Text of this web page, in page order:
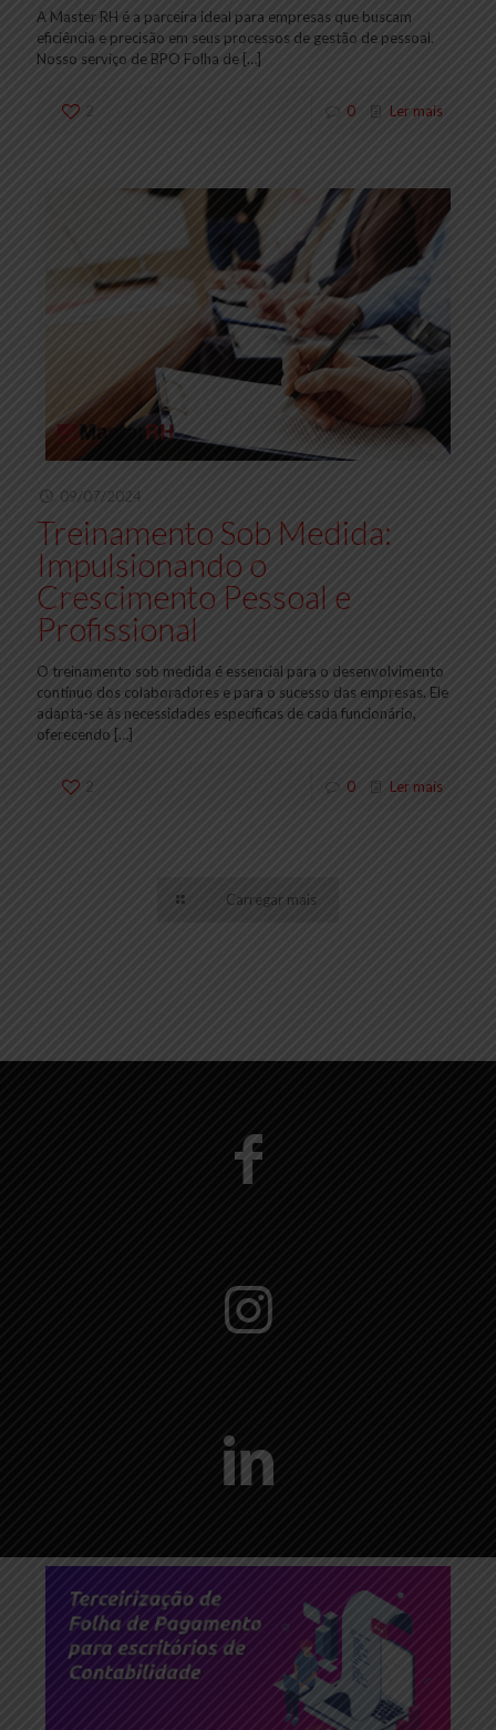
A Master RH é a parceira ideal para empresas que buscam
eficiência e precisão em seus processos de gestão de pessoal.
Nosso serviço de BPO Folha de […]
2 0 Ler mais
09/07/2024
Treinamento Sob Medida:
Impulsionando o
Crescimento Pessoal e
Profissional
O treinamento sob medida é essencial para o desenvolvimento
contínuo dos colaboradores e para o sucesso das empresas. Ele
adapta-se às necessidades específicas de cada funcionário,
oferecendo […]
2 0 Ler mais
Carregar mais